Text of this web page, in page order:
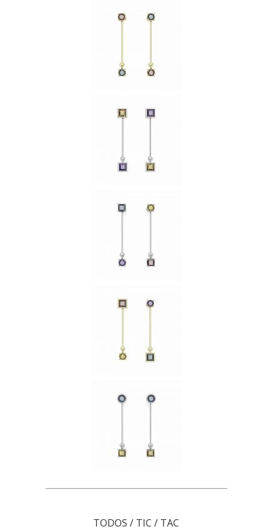
TODOS / TIC / TAC